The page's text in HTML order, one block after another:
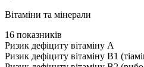
Вітаміни та мінерали
16 показників
Ризик дефіциту вітаміну А
Ризик дефіциту вітаміну В1